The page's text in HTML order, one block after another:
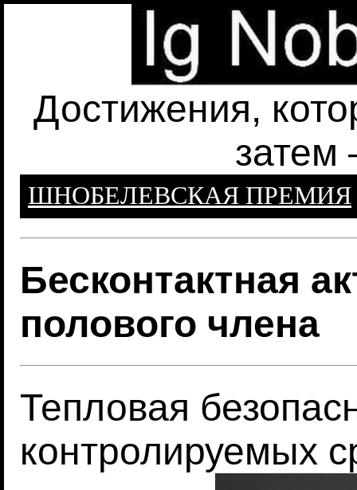
Достижения,
затем
ШНОБЕЛЕВСКАЯ ПРЕМИЯ
Бесконтактная
полового члена
Тепловая
контролируемых